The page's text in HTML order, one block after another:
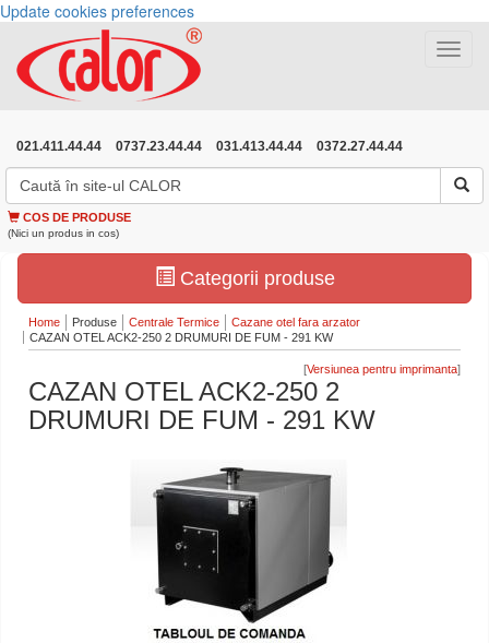
Update cookies preferences
Toggle
021.411.44.44 0737.23.44.44 031.413.44.44 0372.27.44.44
COS DE PRODUSE
(Nici un produs in cos)
Categorii produse
Home Produse Centrale Termice
Cazane otel fara arzator
CAZAN OTEL ACK2-250 2 DRUMURI DE FUM - 291 KW
[ ]
CAZAN OTEL ACK2-250 2
DRUMURI DE FUM - 291 KW